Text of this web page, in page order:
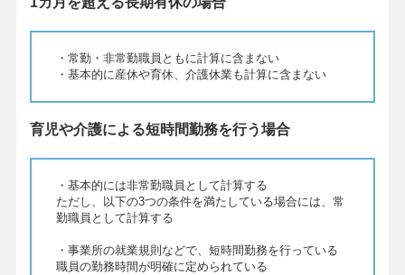
・常勤・非常勤職員ともに計算に含まない
・基本的に産休や育休、介護休業も計算に含まない
育児や介護による短時間勤務を行う場合
・基本的には非常勤職員として計算する
ただし、以下の3つの条件を満たしている場合には、常
勤職員として計算する
・事業所の就業規則などで、短時間勤務を行っている
職員の勤務時間が明確に定められている